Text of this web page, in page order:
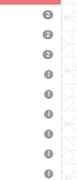
2
2
2
1
1
1
1
1
1